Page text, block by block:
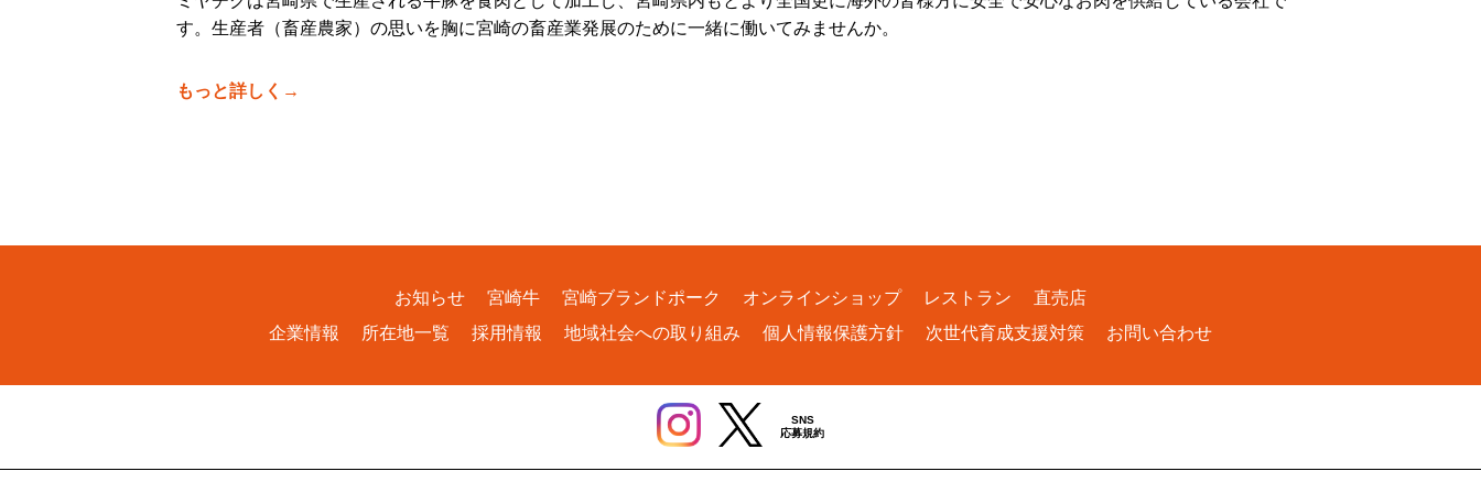
す。生産者（畜産農家）の思いを胸に宮崎の畜産業発展のために一緒に働いてみませんか。
もっと詳しく→
お知らせ 宮崎牛 宮崎ブランドポーク オンラインショップ レストラン
直売店
企業情報
所在地一覧 採用情報 地域社会への取り組み 個人情報保護方針 次世代育成支援対策 お問い合わせ
SNS
応募規約